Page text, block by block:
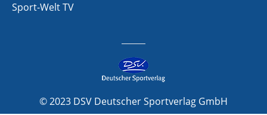
Sport-Welt TV
© 2023 DSV Deutscher Sportverlag GmbH